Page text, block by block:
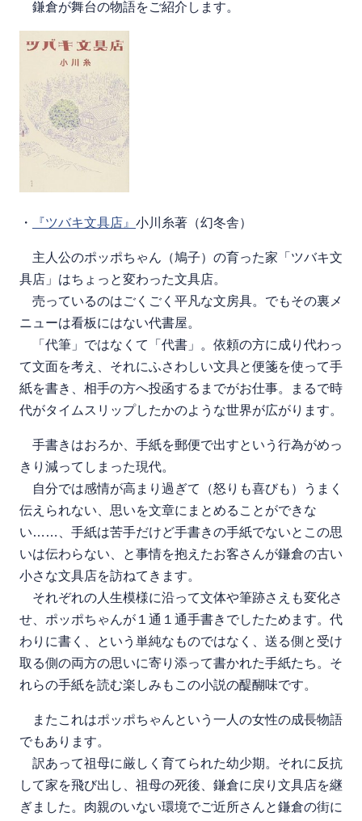
鎌倉が舞台の物語をご紹介します。
・ 『ツバキ文具店』 小川糸著（幻冬舎）
主人公のポッポちゃん（鳩子）の育った家「ツバキ文
具店」はちょっと変わった文具店。
売っているのはごくごく平凡な文房具。でもその裏メ
ニューは看板にはない代書屋。
「代筆」ではなくて「代書」。依頼の方に成り代わっ
て文面を考え、それにふさわしい文具と便箋を使って手
紙を書き、相手の方へ投函するまでがお仕事。まるで時
代がタイムスリップしたかのような世界が広がります。
手書きはおろか、手紙を郵便で出すという行為がめっ
きり減ってしまった現代。
自分では感情が高まり過ぎて（怒りも喜びも）うまく
伝えられない、思いを文章にまとめることができな
い……、手紙は苦手だけど手書きの手紙でないとこの思
いは伝わらない、と事情を抱えたお客さんが鎌倉の古い
小さな文具店を訪ねてきます。
それぞれの人生模様に沿って文体や筆跡さえも変化さ
せ、ポッポちゃんが１通１通手書きでしたためます。代
わりに書く、という単純なものではなく、送る側と受け
取る側の両方の思いに寄り添って書かれた手紙たち。そ
れらの手紙を読む楽しみもこの小説の醍醐味です。
またこれはポッポちゃんという一人の女性の成長物語
でもあります。
訳あって祖母に厳しく育てられた幼少期。それに反抗
して家を飛び出し、祖母の死後、鎌倉に戻り文具店を継
ぎました。肉親のいない環境でご近所さんと鎌倉の街に